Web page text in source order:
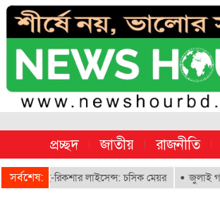
প্রচ্ছদ জাতীয় রাজনীতি
সর্বশেষ:
ই-রিকশার লাইসেন্স: চসিক মেয়র জুলাই